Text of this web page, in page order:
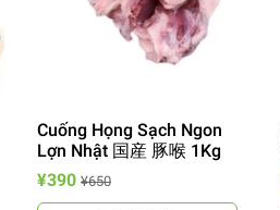
Cuống Họng Sạch Ngon
Lợn Nhật 国産 豚喉 1Kg
¥390 ¥650